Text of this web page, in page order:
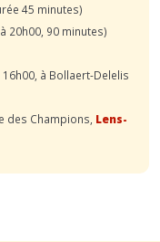
45 minutes)
20h00, 90 minutes)
16h00, à Bollaert-Delelis
des Champions, Lens-